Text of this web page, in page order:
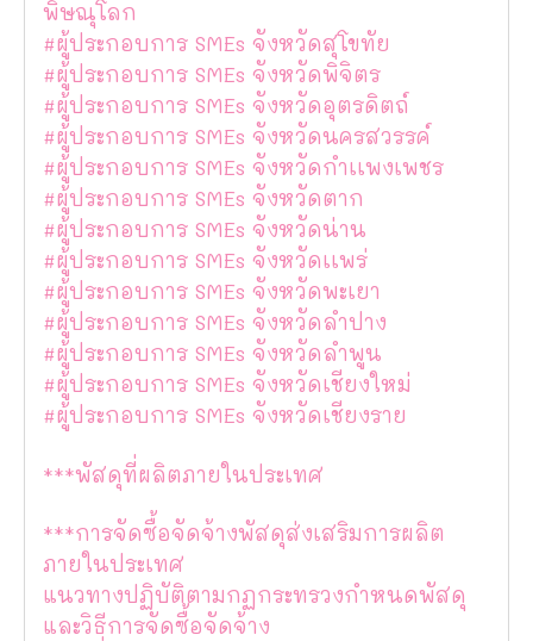
พิษณุโลก
#ผู้ประกอบการ SMEs จังหวัดสุโขทัย
#ผู้ประกอบการ SMEs จังหวัดพิจิตร
#ผู้ประกอบการ SMEs จังหวัดอุตรดิตถ์
#ผู้ประกอบการ SMEs จังหวัดนครสวรรค์
#ผู้ประกอบการ SMEs จังหวัดกำเเพงเพชร
#ผู้ประกอบการ SMEs จังหวัดตาก
#ผู้ประกอบการ SMEs จังหวัดน่าน
#ผู้ประกอบการ SMEs จังหวัดเเพร่
#ผู้ประกอบการ SMEs จังหวัดพะเยา
#ผู้ประกอบการ SMEs จังหวัดลำปาง
#ผู้ประกอบการ SMEs จังหวัดลำพูน
#ผู้ประกอบการ SMEs จังหวัดเชียงใหม่
#ผู้ประกอบการ SMEs จังหวัดเชียงราย
***พัสดุที่ผลิตภายในประเทศ
***การจัดซื้อจัดจ้างพัสดุส่งเสริมการผลิต
ภายในประเทศ
แนวทางปฏิบัติตามกฏกระทรวงกำหนดพัสดุ
และวิธีการจัดซื้อจัดจ้าง